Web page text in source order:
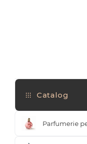
Catalog
Parfumerie